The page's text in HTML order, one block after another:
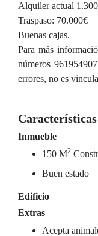
Alquiler actual
Traspaso: 70.000€
Buenas cajas.
Para más
números
errores, no es
Características
Inmueble
150 M2
Buen estado
Edificio
Extras
Acepta